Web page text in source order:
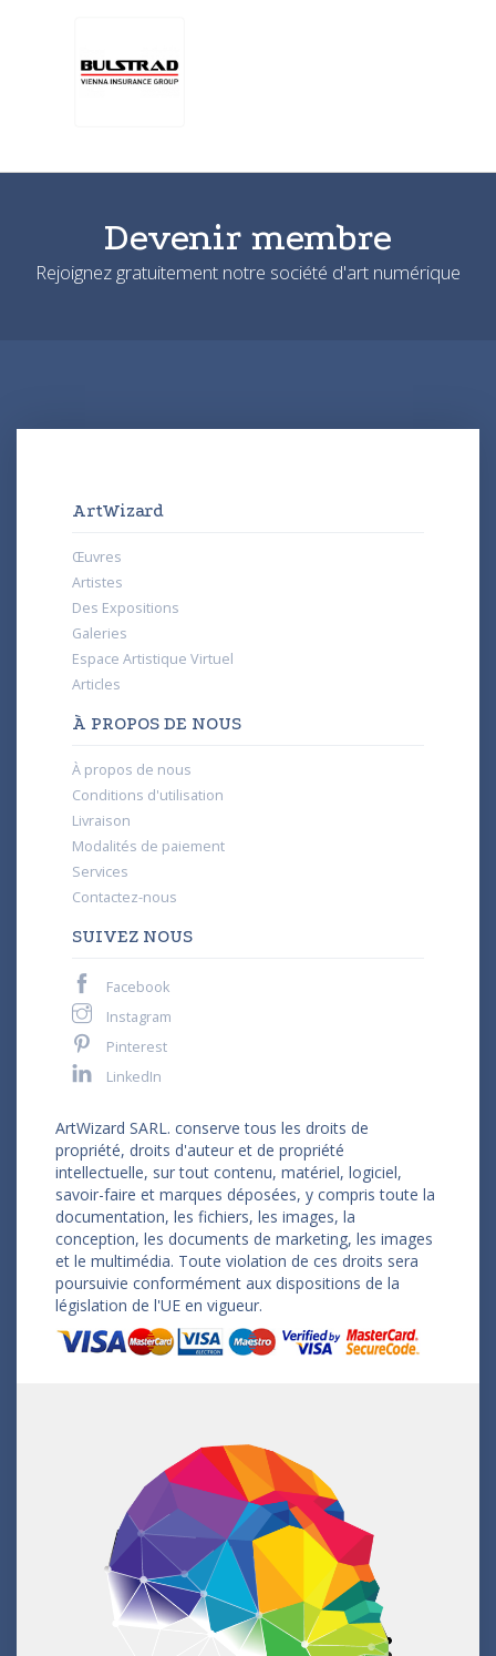
Devenir membre
Rejoignez gratuitement notre société d'art numérique
ArtWizard
Œuvres
Artistes
Des Expositions
Galeries
Espace Artistique Virtuel
Articles
À PROPOS DE NOUS
À propos de nous
Conditions d'utilisation
Livraison
Modalités de paiement
Services
Contactez-nous
SUIVEZ NOUS
Facebook
Instagram
Pinterest
LinkedIn
ArtWizard SARL. conserve tous les droits de
propriété, droits d'auteur et de propriété
intellectuelle, sur tout contenu, matériel, logiciel,
savoir-faire et marques déposées, y compris toute la
documentation, les fichiers, les images, la
conception, les documents de marketing, les images
et le multimédia. Toute violation de ces droits sera
poursuivie conformément aux dispositions de la
législation de l'UE en vigueur.